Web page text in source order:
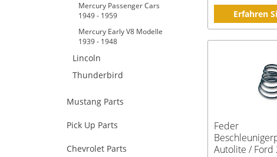
Mercury Passenger Cars
1949 - 1959
Mercury Early V8 Modelle
1939 - 1948
Lincoln
Thunderbird
Mustang Parts
Pick Up Parts
Chevrolet Parts
Erfahren
Feder
Autolite / Ford